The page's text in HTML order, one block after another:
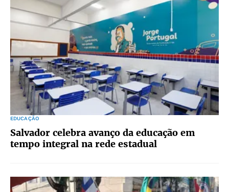
EDUCAÇÃO
Salvador celebra avanço da educação em
tempo integral na rede estadual